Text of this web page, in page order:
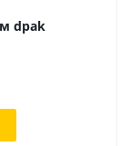
AOD454 nМОП 40В/12А/33мОм dpak